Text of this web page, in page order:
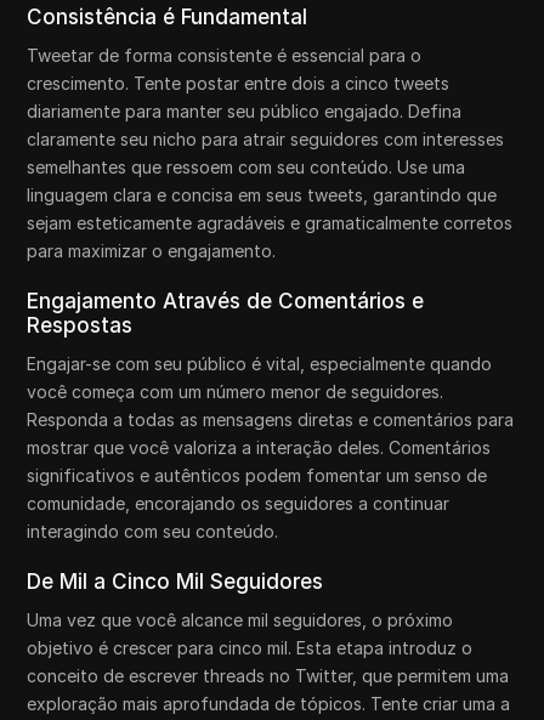
Consistência é Fundamental
Tweetar de forma consistente é essencial para o
crescimento. Tente postar entre dois a cinco tweets
diariamente para manter seu público engajado. Defina
claramente seu nicho para atrair seguidores com interesses
semelhantes que ressoem com seu conteúdo. Use uma
linguagem clara e concisa em seus tweets, garantindo que
sejam esteticamente agradáveis e gramaticalmente corretos
para maximizar o engajamento.
Engajamento Através de Comentários e
Respostas
Engajar-se com seu público é vital, especialmente quando
você começa com um número menor de seguidores.
Responda a todas as mensagens diretas e comentários para
mostrar que você valoriza a interação deles. Comentários
significativos e autênticos podem fomentar um senso de
comunidade, encorajando os seguidores a continuar
interagindo com seu conteúdo.
De Mil a Cinco Mil Seguidores
Uma vez que você alcance mil seguidores, o próximo
objetivo é crescer para cinco mil. Esta etapa introduz o
conceito de escrever threads no Twitter, que permitem uma
exploração mais aprofundada de tópicos. Tente criar uma a